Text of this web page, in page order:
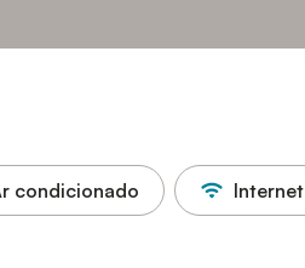
condicionado Internet